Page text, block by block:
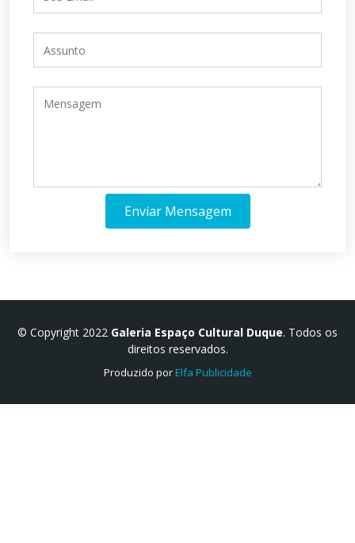
Enviar Mensagem
© Copyright 2022 Galeria Espaço Cultural Duque. Todos os
direitos reservados.
Produzido porElfa Publicidade